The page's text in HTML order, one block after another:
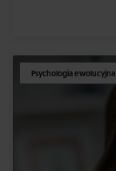
Psychologia ewolucyjna